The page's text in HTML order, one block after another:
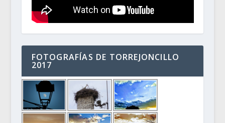
FOTOGRAFÍAS DE TORREJONCILLO
2017